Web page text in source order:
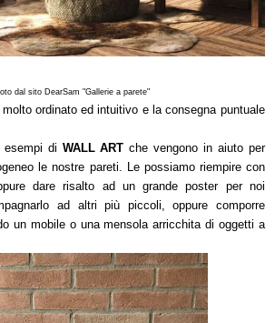
dal sito DearSam "Gallerie a parete"
ordinato ed intuitivo e la consegna puntuale
di WALL ART che vengono in aiuto per
le nostre pareti. Le possiamo riempire con
dare risalto ad un grande poster per noi
ad altri più piccoli, oppure comporre
un mobile o una mensola arricchita di oggetti a